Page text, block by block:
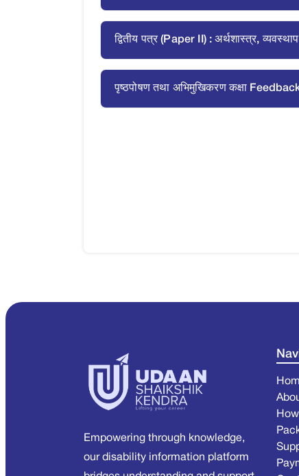
द्वितीय पत्र (Paper II) : अर्थशास्त्र,
पृष्ठपोषण तथा अभिमुखिकरण कक्षा
Empowering through knowledge,
our disability information platform